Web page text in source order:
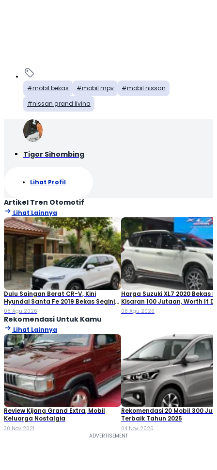
mobil bekas mobil mpv
mobil nissan
nissan grand livina
Tigor Sihombing
Lihat Profil
Artikel Tren Otomotif
Lihat Lainnya
Dulu Saingan Berat CR-V, Kini
Hyundai Santa Fe 2019 Bekas Segini
Harganya
08 Agu 2026
Harga Suzuki XL7 2020 Bekas
Kisaran 100 Jutaan, Worth It
08 Agu 2026
Rekomendasi Untuk Kamu
Lihat Lainnya
Review Kijang Grand Extra, Mobil
Keluarga Nostalgia
30 Nov 2021
Rekomendasi 20 Mobil 300
Terbaik Tahun 2025
04 Nov 2025